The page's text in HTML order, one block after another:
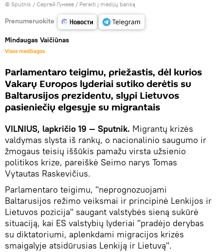
© Sputnik / Сергей Гунеев / Pereiti į medijų banką
Prenumeruokite
Mindaugas Vaičiūnas
Visos medžiagos
Parlamentaro teigimu, priežastis, dėl kurios
Vakarų Europos lyderiai sutiko derėtis su
Baltarusijos prezidentu, slypi Lietuvos
pasieniečių elgesyje su migrantais
VILNIUS, lapkričio 19 — Sputnik. Migrantų krizės
valdymas slysta iš rankų, o nacionalinio saugumo ir
žmogaus teisių iššūkis pamažu virsta užsienio
politikos krize, pareiškė Seimo narys Tomas
Vytautas Raskevičius.
Parlamentaro teigimu, "neprognozuojami
Baltarusijos režimo veiksmai ir principinė Lenkijos ir
Lietuvos pozicija" saugant valstybės sieną sukūrė
situaciją, kai ES valstybių lyderiai "pradėjo derybas
su diktatoriumi, aplenkdami migracijos krizės
smaigalyje atsidūrusias Lenkiją ir Lietuvą".